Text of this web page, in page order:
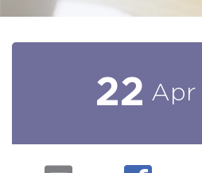
22 Apr